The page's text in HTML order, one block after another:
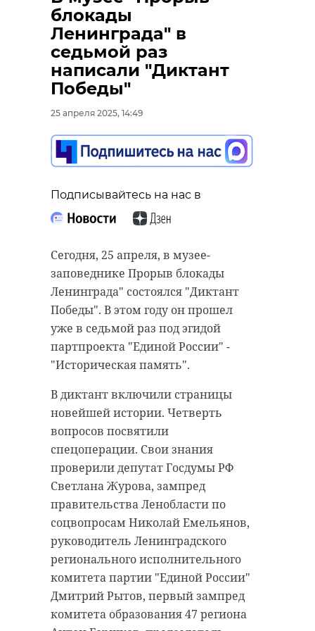
блокады
Ленинграда" в
седьмой раз
написали "Диктант
Победы"
25 апреля 2025, 14:49
Подписывайтесь на нас в
Сегодня, 25 апреля, в музее-
заповеднике Прорыв блокады
Ленинграда" состоялся "Диктант
Победы". В этом году он прошел
уже в седьмой раз под эгидой
партпроекта "Единой России" -
"Историческая память".
В диктант включили страницы
новейшей истории. Четверть
вопросов посвятили
спецоперации. Свои знания
проверили депутат Госдумы РФ
Светлана Журова, зампред
правительства Ленобласти по
соцвопросам Николай Емельянов,
руководитель Ленинградского
регионального исполнительного
комитета партии "Единой России"
Дмитрий Рытов, первый зампред
комитета образования 47 региона
александр дрозденко
Никита Стасишин
Поделиться статьей: